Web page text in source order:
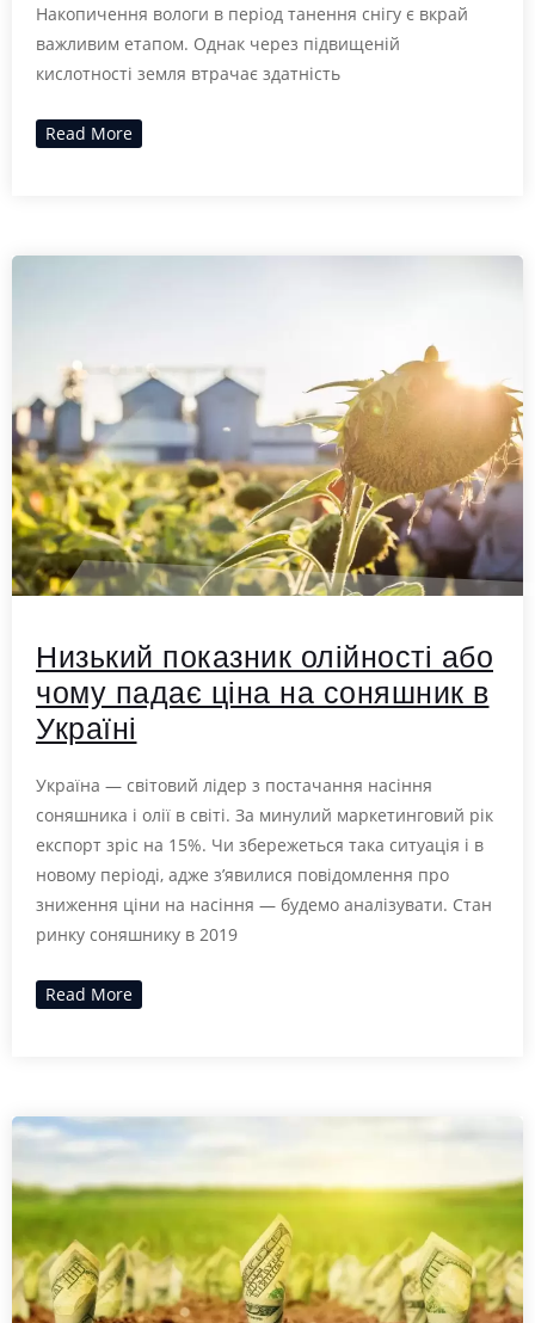
Накопичення вологи в період танення снігу є вкрай
важливим етапом. Однак через підвищеній
кислотності земля втрачає здатність
Read More
Низький показник олійності або
чому падає ціна на соняшник в
Україні
Україна — світовий лідер з постачання насіння
соняшника і олії в світі. За минулий маркетинговий рік
експорт зріс на 15%. Чи збережеться така ситуація і в
новому періоді, адже з’явилися повідомлення про
зниження ціни на насіння — будемо аналізувати. Стан
ринку соняшнику в 2019
Read More